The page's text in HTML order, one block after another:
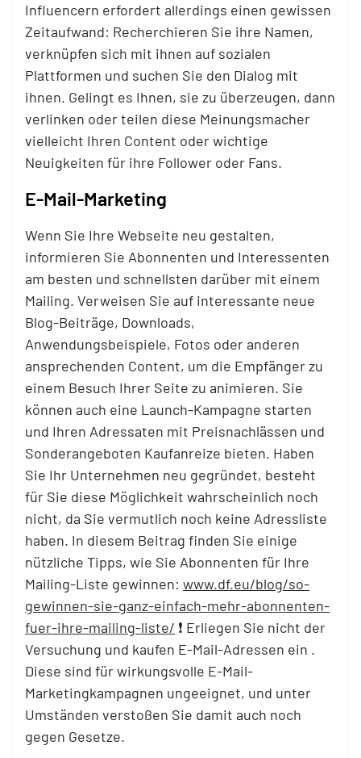
Influencern erfordert allerdings einen gewissen
Zeitaufwand: Recherchieren Sie ihre Namen,
verknüpfen sich mit ihnen auf sozialen
Plattformen und suchen Sie den Dialog mit
ihnen. Gelingt es Ihnen, sie zu überzeugen, dann
verlinken oder teilen diese Meinungsmacher
vielleicht Ihren Content oder wichtige
Neuigkeiten für ihre Follower oder Fans.
E-Mail-Marketing
Wenn Sie Ihre Webseite neu gestalten,
informieren Sie Abonnenten und Interessenten
am besten und schnellsten darüber mit einem
Mailing. Verweisen Sie auf interessante neue
Blog-Beiträge, Downloads,
Anwendungsbeispiele, Fotos oder anderen
ansprechenden Content, um die Empfänger zu
einem Besuch Ihrer Seite zu animieren. Sie
können auch eine Launch-Kampagne starten
und Ihren Adressaten mit Preisnachlässen und
Sonderangeboten Kaufanreize bieten. Haben
Sie Ihr Unternehmen neu gegründet, besteht
für Sie diese Möglichkeit wahrscheinlich noch
nicht, da Sie vermutlich noch keine Adressliste
haben. In diesem Beitrag finden Sie einige
nützliche Tipps, wie Sie Abonnenten für Ihre
Mailing-Liste gewinnen: www.df.eu/blog/so-
gewinnen-sie-ganz-einfach-mehr-abonnenten-
fuer-ihre-mailing-liste/ ❗ Erliegen Sie nicht der
Versuchung und kaufen E-Mail-Adressen ein .
Diese sind für wirkungsvolle E-Mail-
Marketingkampagnen ungeeignet, und unter
Umständen verstoßen Sie damit auch noch
gegen Gesetze.